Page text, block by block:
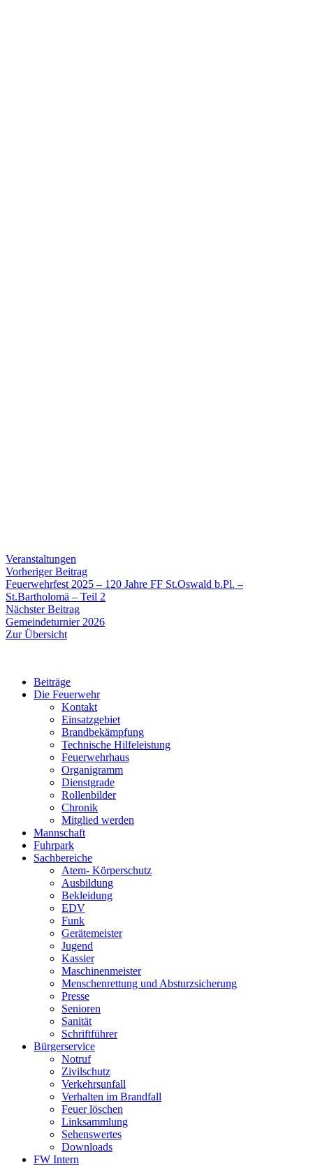
Veranstaltungen
Beitragsnavigation
Vorheriger BeitragVorheriger
Beitrag:
Feuerwehrfest 2025 – 120 Jahre FF St.Oswald b.Pl. –
St.Bartholomä – Teil 2
Nächster BeitragNächster
Beitrag:
Gemeindeturnier 2026
Zur Übersicht
Beiträge
Die Feuerwehr
Kontakt
Einsatzgebiet
Brandbekämpfung
Technische Hilfeleistung
Feuerwehrhaus
Organigramm
Dienstgrade
Rollenbilder
Chronik
Mitglied werden
Mannschaft
Fuhrpark
Sachbereiche
Atem- Körperschutz
Ausbildung
Bekleidung
EDV
Funk
Gerätemeister
Jugend
Kassier
Maschinenmeister
Menschenrettung und Absturzsicherung
Presse
Senioren
Sanität
Schriftführer
Bürgerservice
Notruf
Zivilschutz
Verkehrsunfall
Verhalten im Brandfall
Feuer löschen
Linksammlung
Sehenswertes
Downloads
FW Intern